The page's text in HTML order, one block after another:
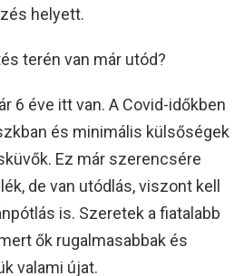
helyett.
terén van már utód?
6 éve itt van. A Covid-időkben
és minimális külsőségek
Ez már szerencsére
de van utódlás, viszont kell
is. Szeretek a fiatalabb
ők rugalmasabbak és
valami újat.